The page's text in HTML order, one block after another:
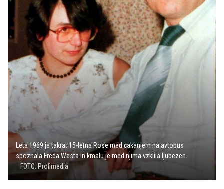
Leta 1969 je takrat 15-letna Rose med čakanjem na avtobus
spoznala Freda Westa in kmalu je med njima vzklila ljubezen.
FOTO: Profimedia